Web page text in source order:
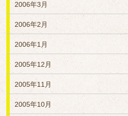
2006年3月
2006年2月
2006年1月
2005年12月
2005年11月
2005年10月